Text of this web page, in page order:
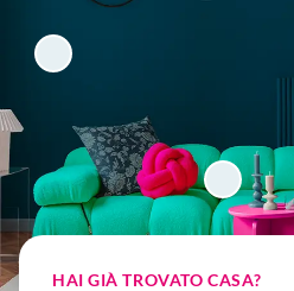
HAI GIÀ TROVATO CASA?